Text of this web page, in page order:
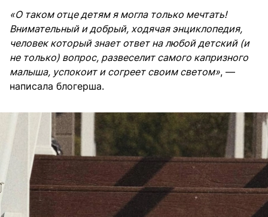
«O таком отце детям я могла только мечтать!
Внимательный и добрый, ходячая энциклопедия,
человек который знает ответ на любой детский (и
не только) вопрос, развеселит самого капризного
малыша, успокоит и согреет своим светом», —
написала блогерша.